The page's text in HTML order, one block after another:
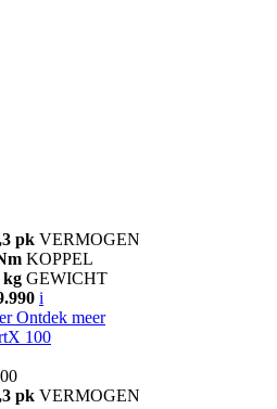
pk VERMOGEN
KOPPEL
kg GEWICHT
i
Ontdek meer
100
pk VERMOGEN